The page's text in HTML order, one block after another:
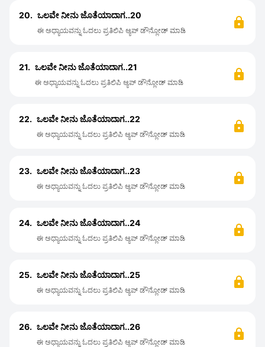
20. ಒಲವೇ ನೀನು ಜೊತೆಯಾದಾಗ..20
ಈ ಅಧ್ಯಾಯವನ್ನು ಓದಲು ಪ್ರತಿಲಿಪಿ ಆ್ಯಪ್ ಡೌನ್ಲೋಡ್ ಮಾಡಿ
21. ಒಲವೇ ನೀನು ಜೊತೆಯಾದಾಗ..21
ಈ ಅಧ್ಯಾಯವನ್ನು ಓದಲು ಪ್ರತಿಲಿಪಿ ಆ್ಯಪ್ ಡೌನ್ಲೋಡ್ ಮಾಡಿ
22. ಒಲವೇ ನೀನು ಜೊತೆಯಾದಾಗ..22
ಈ ಅಧ್ಯಾಯವನ್ನು ಓದಲು ಪ್ರತಿಲಿಪಿ ಆ್ಯಪ್ ಡೌನ್ಲೋಡ್ ಮಾಡಿ
23. ಒಲವೇ ನೀನು ಜೊತೆಯಾದಾಗ..23
ಈ ಅಧ್ಯಾಯವನ್ನು ಓದಲು ಪ್ರತಿಲಿಪಿ ಆ್ಯಪ್ ಡೌನ್ಲೋಡ್ ಮಾಡಿ
24. ಒಲವೇ ನೀನು ಜೊತೆಯಾದಾಗ..24
ಈ ಅಧ್ಯಾಯವನ್ನು ಓದಲು ಪ್ರತಿಲಿಪಿ ಆ್ಯಪ್ ಡೌನ್ಲೋಡ್ ಮಾಡಿ
25. ಒಲವೇ ನೀನು ಜೊತೆಯಾದಾಗ..25
ಈ ಅಧ್ಯಾಯವನ್ನು ಓದಲು ಪ್ರತಿಲಿಪಿ ಆ್ಯಪ್ ಡೌನ್ಲೋಡ್ ಮಾಡಿ
26. ಒಲವೇ ನೀನು ಜೊತೆಯಾದಾಗ..26
ಈ ಅಧ್ಯಾಯವನ್ನು ಓದಲು ಪ್ರತಿಲಿಪಿ ಆ್ಯಪ್ ಡೌನ್ಲೋಡ್ ಮಾಡಿ